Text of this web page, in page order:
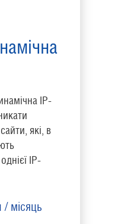
IP-
які, в
IP-
/ місяць